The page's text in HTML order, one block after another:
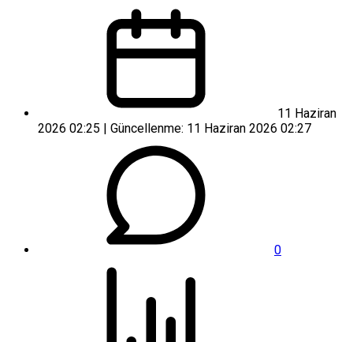
11 Haziran
2026 02:25 | Güncellenme: 11 Haziran 2026 02:27
0